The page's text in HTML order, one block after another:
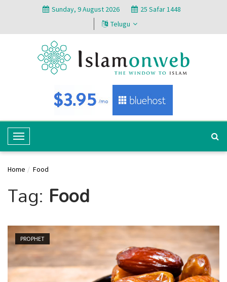
Sunday, 9 August 2026
25 Safar 1448
Telugu
T
o
g
e
a
v
i
g
a
Home Food
Tag: Food
PROPHET